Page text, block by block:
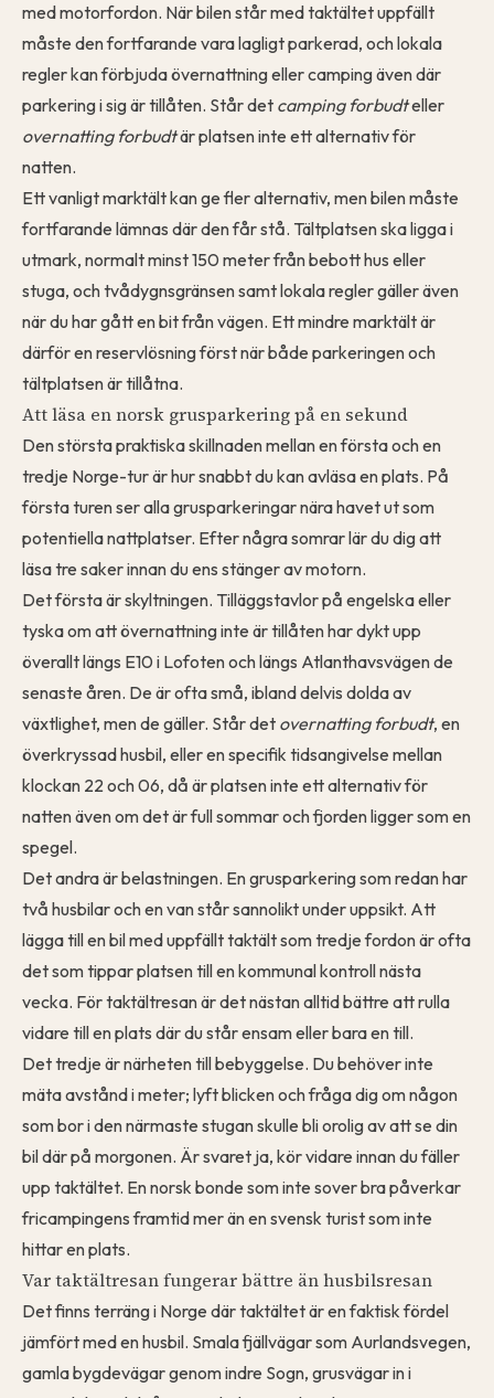
med motorfordon. När bilen står med taktältet uppfällt
måste den fortfarande vara lagligt parkerad, och lokala
regler kan förbjuda övernattning eller camping även där
parkering i sig är tillåten. Står det camping forbudteller
overnatting forbudtär platsen inte ett alternativ för
natten.
Ett vanligt marktält kan ge fler alternativ, men bilen måste
fortfarande lämnas där den får stå. Tältplatsen ska ligga i
utmark, normalt minst 150 meter från bebott hus eller
stuga, och tvådygnsgränsen samt lokala regler gäller även
när du har gått en bit från vägen. Ett mindre marktält är
därför en reservlösning först när både parkeringen och
tältplatsen är tillåtna.
Att läsa en norsk grusparkering på en sekund
Den största praktiska skillnaden mellan en första och en
tredje Norge-tur är hur snabbt du kan avläsa en plats. På
första turen ser alla grusparkeringar nära havet ut som
potentiella nattplatser. Efter några somrar lär du dig att
läsa tre saker innan du ens stänger av motorn.
Det första är skyltningen. Tilläggstavlor på engelska eller
tyska om att övernattning inte är tillåten har dykt upp
överallt längs E10 i Lofoten och längs Atlanthavsvägen de
senaste åren. De är ofta små, ibland delvis dolda av
växtlighet, men de gäller. Står det overnatting forbudt, en
överkryssad husbil, eller en specifik tidsangivelse mellan
klockan 22 och 06, då är platsen inte ett alternativ för
natten även om det är full sommar och fjorden ligger som en
spegel.
Det andra är belastningen. En grusparkering som redan har
två husbilar och en van står sannolikt under uppsikt. Att
lägga till en bil med uppfällt taktält som tredje fordon är ofta
det som tippar platsen till en kommunal kontroll nästa
vecka. För taktältresan är det nästan alltid bättre att rulla
vidare till en plats där du står ensam eller bara en till.
Det tredje är närheten till bebyggelse. Du behöver inte
mäta avstånd i meter; lyft blicken och fråga dig om någon
som bor i den närmaste stugan skulle bli orolig av att se din
bil där på morgonen. Är svaret ja, kör vidare innan du fäller
upp taktältet. En norsk bonde som inte sover bra påverkar
fricampingens framtid mer än en svensk turist som inte
hittar en plats.
Var taktältresan fungerar bättre än husbilsresan
Det finns terräng i Norge där taktältet är en faktisk fördel
jämfört med en husbil. Smala fjällvägar som Aurlandsvegen,
gamla bygdevägar genom indre Sogn, grusvägar in i